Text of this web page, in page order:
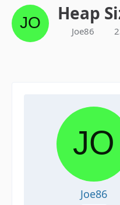
Heap
Joe86
Joe86